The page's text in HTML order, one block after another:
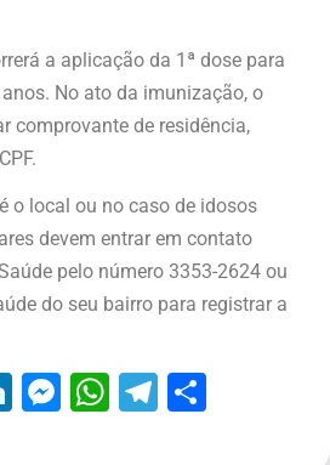
a aplicação da 1ª dose para
No ato da imunização, o
comprovante de residência,
o local ou no caso de idosos
devem entrar em contato
pelo número 3353-2624 ou
do seu bairro para registrar a
LinkedIn
Messenger
WhatsApp
Telegram